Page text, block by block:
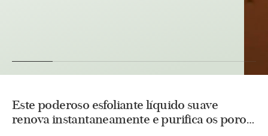
Este poderoso esfoliante líquido suave
renova instantaneamente e purifica os poros